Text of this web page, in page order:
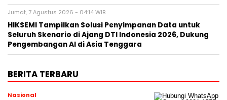
Jumat, 7 Agustus 2026 - 04:14 WIB
HIKSEMI Tampilkan Solusi Penyimpanan Data untuk
Seluruh Skenario di Ajang DTI Indonesia 2026, Dukung
Pengembangan AI di Asia Tenggara
BERITA TERBARU
Nasional